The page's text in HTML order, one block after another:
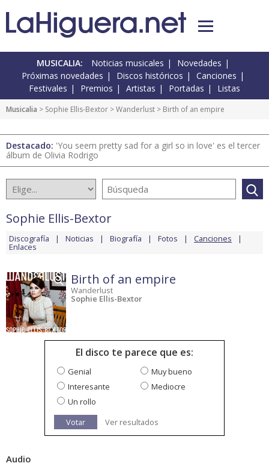
MUSICALIA: Noticias musicales
Novedades
Próximas novedades
Discos históricos
Canciones
Festivales
Premios Artistas Portadas Listas
Musicalia > Sophie Ellis-Bextor >Wanderlust > Birth of an empire
Destacado: 'You seem pretty sad for a girl so in love' es el tercer
álbum de Olivia Rodrigo
Sophie Ellis-Bextor
Discografía Noticias Biografía Fotos Canciones
Enlaces
Birth of an empire
Wanderlust
Sophie Ellis-Bextor
El disco te parece que es:
Genial
Muy bueno
Interesante
Mediocre
Un rollo
Votar
Ver resultados
Audio